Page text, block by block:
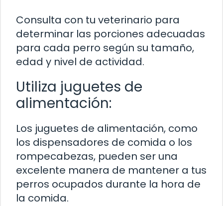
Consulta con tu veterinario para
determinar las porciones adecuadas
para cada perro según su tamaño,
edad y nivel de actividad.
Utiliza juguetes de
alimentación:
Los juguetes de alimentación, como
los dispensadores de comida o los
rompecabezas, pueden ser una
excelente manera de mantener a tus
perros ocupados durante la hora de
la comida.